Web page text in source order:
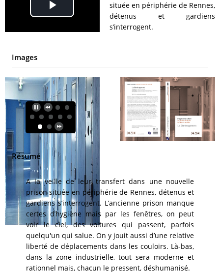
Play
Video
située en périphérie de Rennes,
détenus et gardiens
s’interrogent.
Images
Résumé
A la veille de leur transfert dans une nouvelle
prison située en périphérie de Rennes, détenus et
gardiens s’interrogent. L’ancienne prison manque
certes d’hygiène mais par les fenêtres, on peut
voir le ciel, des voitures qui passent, parfois
quelqu'un qui salue. On y jouit aussi d’une relative
liberté de déplacements dans les couloirs. Là-bas,
dans la zone industrielle, tout sera moderne et
rationnel mais, chacun le pressent, déshumanisé.